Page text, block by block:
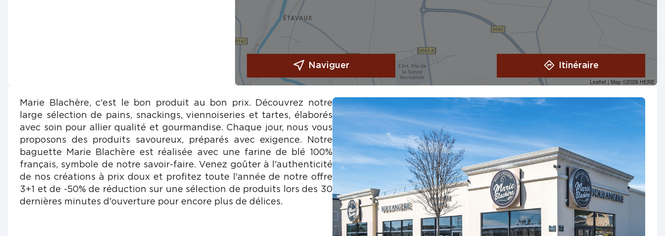
Leaflet | Map ©2026 HERE
Naviguer Itinéraire
Marie Blachère, c'est le bon produit au bon prix. Découvrez notre
large sélection de pains, snackings, viennoiseries et tartes, élaborés
avec soin pour allier qualité et gourmandise. Chaque jour, nous vous
proposons des produits savoureux, préparés avec exigence. Notre
baguette Marie Blachère est réalisée avec une farine de blé 100%
français, symbole de notre savoir-faire. Venez goûter à l'authenticité
de nos créations à prix doux et profitez toute l'année de notre offre
3+1 et de -50% de réduction sur une sélection de produits lors des 30
dernières minutes d'ouverture pour encore plus de délices.